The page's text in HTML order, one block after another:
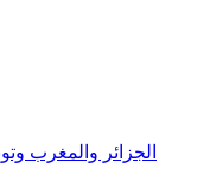
/ الجزائر والمغرب